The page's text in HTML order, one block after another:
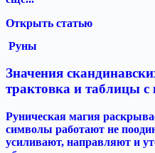
Открыть статью
Руны
Значения
трактовка и таблицы
Руническая магия
символы работают не
усиливают, направляют и